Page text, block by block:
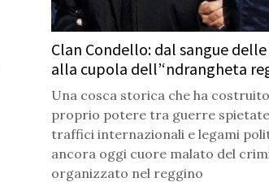
Clan Condello: dal sangue
alla cupola dell’‘ndrangheta
Una cosca storica che ha
proprio potere tra guerre
traffici internazionali e legami
ancora oggi cuore malato del
organizzato nel reggino